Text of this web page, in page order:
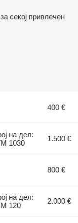
секој привлечен
400 €
на дел:
1030
1.500 €
800 €
на дел:
120
2.000 €